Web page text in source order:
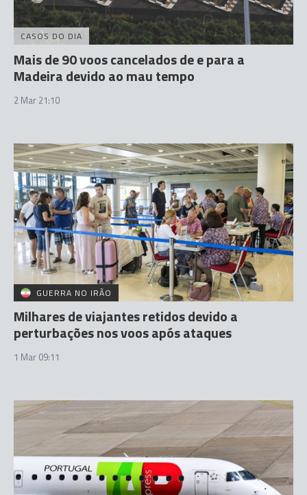
CASOS DO DIA
Mais de 90 voos cancelados de e para a
Madeira devido ao mau tempo
2 Mar 21:10
GUERRA NO IRÃO
Milhares de viajantes retidos devido a
perturbações nos voos após ataques
1 Mar 09:11